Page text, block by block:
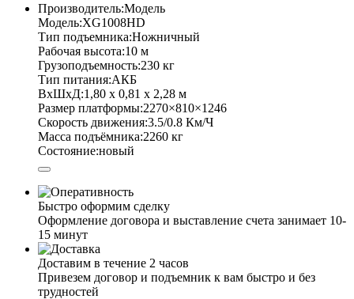
Производитель:Модель
Модель:XG1008HD
Тип подъемника:Ножничный
Рабочая высота:10 м
Грузоподъемность:230 кг
Тип питания:АКБ
ВхШхД:1,80 х 0,81 х 2,28 м
Размер платформы:2270×810×1246
Скорость движения:3.5/0.8 Км/Ч
Масса подъёмника:2260 кг
Состояние:новый
Быстро оформим сделку
Оформление договора и выставление счета занимает 10-
15 минут
Доставим в течение 2 часов
Привезем договор и подъемник к вам быстро и без
трудностей